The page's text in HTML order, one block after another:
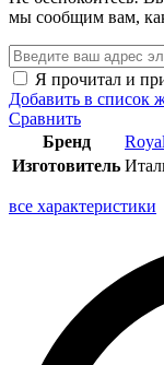
мы сообщим вам,
Я прочитал и
Добавить в список
Сравнить
Бренд
Изготовитель
все характеристики